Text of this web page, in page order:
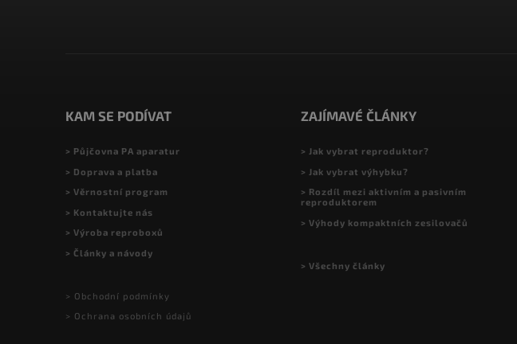
KAM SE PODÍVAT
> Půjčovna PA aparatur
> Doprava a platba
> Věrnostní program
> Kontaktujte nás
> Výroba reproboxů
> Články a návody
> Obchodní podmínky
> Ochrana osobních údajů
ZAJÍMAVÉ ČLÁNKY
> Jak vybrat reproduktor?
> Jak vybrat výhybku?
> Rozdíl mezi aktivním a pasivním
reproduktorem
> Výhody kompaktních zesilovačů
> Všechny články